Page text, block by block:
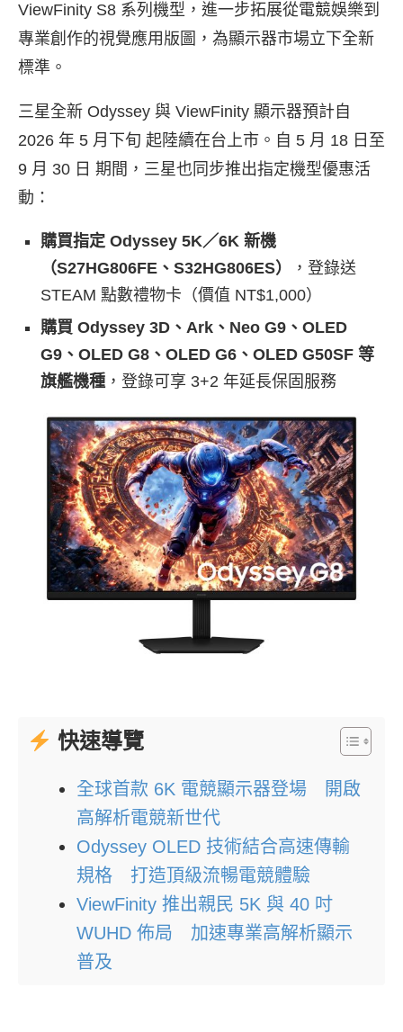
ViewFinity S8 系列機型，進一步拓展從電競娛樂到
專業創作的視覺應用版圖，為顯示器市場立下全新
標準。
三星全新 Odyssey 與 ViewFinity 顯示器預計自
2026 年 5 月下旬 起陸續在台上市。自 5 月 18 日至
9 月 30 日 期間，三星也同步推出指定機型優惠活
動：
購買指定 Odyssey 5K／6K 新機
（S27HG806FE、S32HG806ES）
，登錄送
STEAM 點數禮物卡（價值 NT$1,000）
購買 Odyssey 3D、Ark、Neo G9、OLED
G9、OLED G8、OLED G6、OLED G50SF 等
旗艦機種 ，登錄可享 3+2 年延長保固服務
快速導覽
全球首款 6K 電競顯示器登場 開啟
高解析電競新世代
Odyssey OLED 技術結合高速傳輸
規格 打造頂級流暢電競體驗
ViewFinity 推出親民 5K 與 40 吋
WUHD 佈局 加速專業高解析顯示
普及